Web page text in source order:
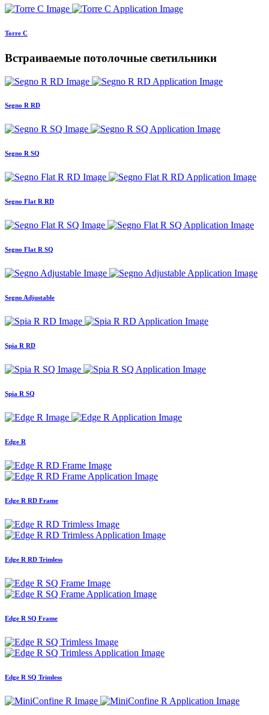
Torre C
Встраиваемые потолочные светильники
Segno R RD
Segno R SQ
Segno Flat R RD
Segno Flat R SQ
Segno Adjustable
Spia R RD
Spia R SQ
Edge R
Edge R RD Frame
Edge R RD Trimless
Edge R SQ Frame
Edge R SQ Trimless